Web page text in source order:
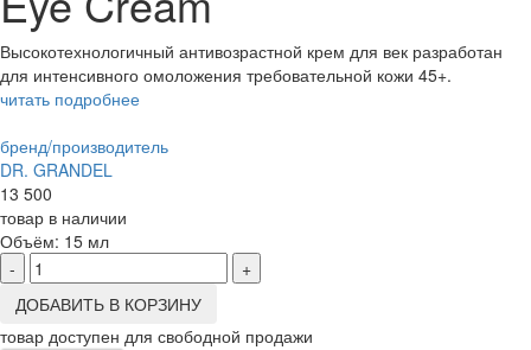
Высокотехнологичный антивозрастной крем для век разработан
для интенсивного омоложения требовательной кожи 45+.
читать подробнее
бренд/производитель
DR. GRANDEL
13 500
товар в наличии
Объём: 15 мл
-
+
ДОБАВИТЬ В КОРЗИНУ
товар доступен для свободной продажи